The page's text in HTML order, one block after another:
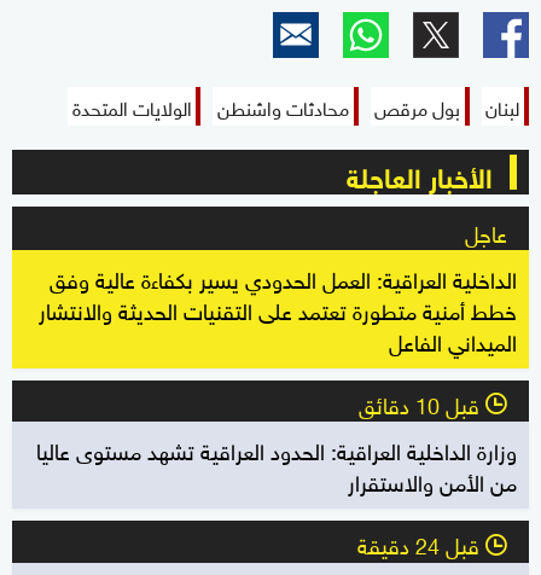
لبنان بول مرقص محادثات واشنطن الولايات المتحدة
الأخبار العاجلة
عاجل
الداخلية العراقية: العمل الحدودي يسير بكفاءة عالية وفق
خطط أمنية متطورة تعتمد على التقنيات الحديثة والانتشار
الميداني الفاعل
l قبل 10 دقائق
وزارة الداخلية العراقية: الحدود العراقية تشهد مستوى عاليا
من الأمن والاستقرار
l قبل 24 دقيقة